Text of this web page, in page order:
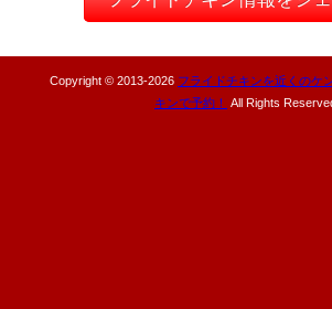
Copyright © 2013-2026 フライドチキンを近くのケ
キンで予約！
All Rights